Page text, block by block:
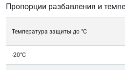
774-
C
Пропорции разбавления и
Температура защиты до °C
-20°C